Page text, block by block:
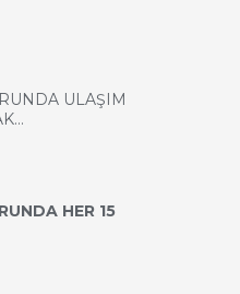
ULAŞIM
HER 15